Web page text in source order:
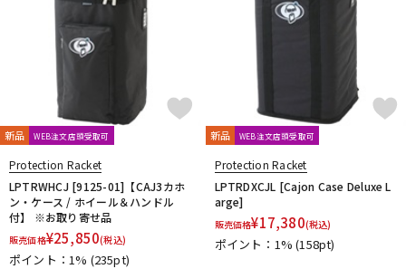
新品 WEB注文店頭受取可
Protection Racket
LPTRWHCJ [9125-01]【CAJ3カホ
ン・ケース / ホイール＆ハンドル
付】 ※お取り寄せ品
販売価格¥25,850(税込)
ポイント：1% (235pt)
新品 WEB注文店頭受取可
Protection Racket
LPTRDXCJL [Cajon Case Deluxe L
arge]
販売価格¥17,380(税込)
ポイント：1%(158pt)